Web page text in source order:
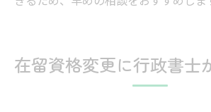
在留資格変更に行政書士